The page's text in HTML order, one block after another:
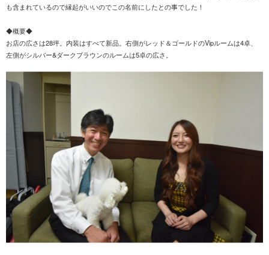
も含まれているので縁起がいいのでこの名前にしたとの事でした！
◆概要◆
お店の広さは28坪。内装はすべて新品。右側がレッド＆ゴールドのVipルームは4卓、
左側がシルバー&ダークブラウンのルームは5卓の広さ。